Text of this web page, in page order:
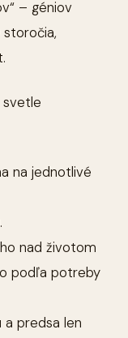
– géniov
svetle
na jednotlivé
nad životom
podľa potreby
predsa len